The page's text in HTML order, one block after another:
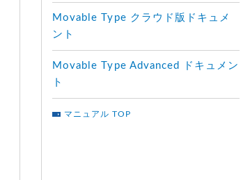
Movable Type クラウド版ドキュメ
ント
Movable Type Advanced ドキュメン
ト
マニュアル TOP